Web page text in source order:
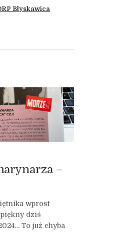
Błyskawica
–
wprost
dziś
To już chyba